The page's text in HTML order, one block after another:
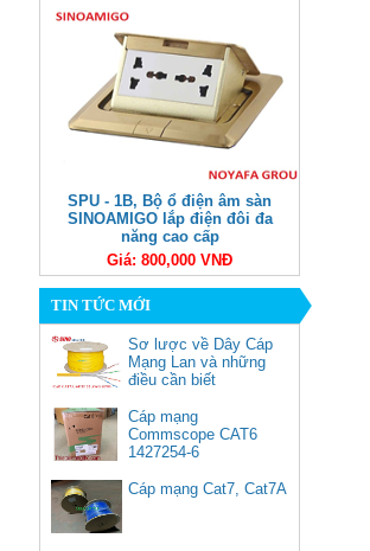
SPU - 1B, Bộ ổ điện âm sàn
SINOAMIGO lắp điện đôi đa
năng cao cấp
Giá: 800,000 VNĐ
50252, Bộ chuyển USB Type C
sang Lan 100/1000 kèm 3 cổng
USB 3.0 Ugreen cao cấp
TIN TỨC MỚI
Sơ lược về Dây Cáp
Mạng Lan và những
điều cần biết
Cáp mạng
Commscope CAT6
1427254-6
Cáp mạng Cat7, Cat7A